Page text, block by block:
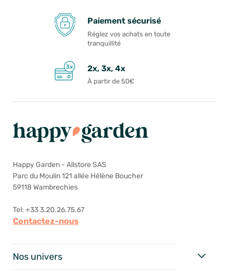
Paiement sécurisé
Réglez vos achats en toute
tranquillité
2x, 3x, 4x
À partir de 50€
Happy Garden - Allstore SAS
Parc du Moulin 121 allée Hélène Boucher
59118 Wambrechies
Tel: +33 3.20.26.75.67
Contactez-nous
Nos univers